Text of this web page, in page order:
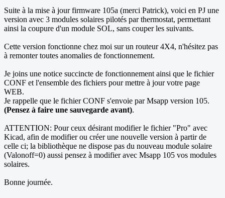
Suite à la mise à jour firmware 105a (merci Patrick), voici en PJ une
version avec 3 modules solaires pilotés par thermostat, permettant
ainsi la coupure d'un module SOL, sans couper les suivants.
Cette version fonctionne chez moi sur un routeur 4X4, n'hésitez pas
à remonter toutes anomalies de fonctionnement.
Je joins une notice succincte de fonctionnement ainsi que le fichier
CONF et l'ensemble des fichiers pour mettre à jour votre page
WEB.
Je rappelle que le fichier CONF s'envoie par Msapp version 105.
(Pensez à faire une sauvegarde avant).
ATTENTION: Pour ceux désirant modifier le fichier "Pro" avec
Kicad, afin de modifier ou créer une nouvelle version à partir de
celle ci; la bibliothèque ne dispose pas du nouveau module solaire
(Valonoff=0) aussi pensez à modifier avec Msapp 105 vos modules
solaires.
Bonne journée.